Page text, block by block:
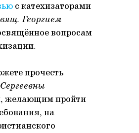
с катехизаторами
Георгием
вопросам
прочесть
желающим пройти
на